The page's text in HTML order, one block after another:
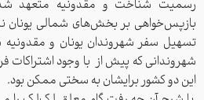
رسمیت شناخت و مقدونیه متعهد
باز‌پس‌خواهی بر بخش‌های شمالی یونان
تسهیل سفر شهروندان یونان و
شهروندانی که پیش از با وجود اشتراکات
این دو کشور برایشان به سختی ممکن بود.